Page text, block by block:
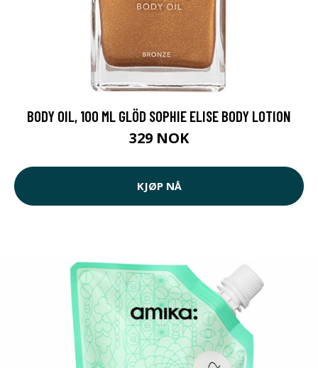
BODY OIL, 100 ML GLÖD SOPHIE ELISE BODY LOTION
329 NOK
KJØP NÅ